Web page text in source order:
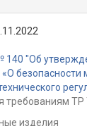
"Об
требованиям
изделия